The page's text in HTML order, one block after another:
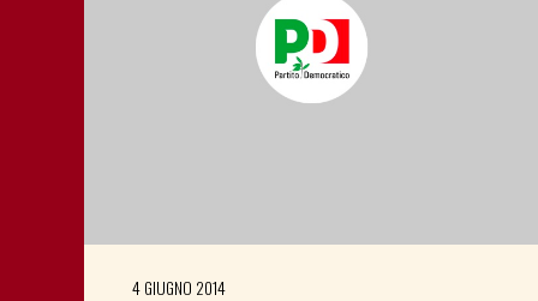
4 GIUGNO 2014